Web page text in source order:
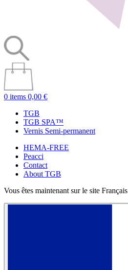
0 items 0,00 €
TGB
TGB SPA™
Vernis Semi-permanent
HEMA-FREE
Peacci
Contact
About TGB
Vous êtes maintenant sur le site Français